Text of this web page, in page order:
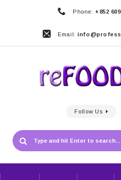
Phone: +852
Email:
Follow Us